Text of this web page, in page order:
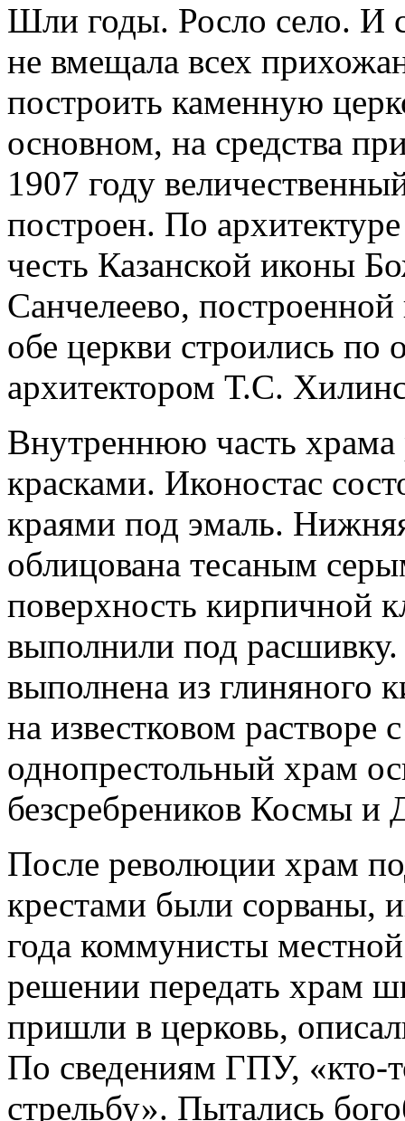
Шли годы. Росло село. И
не вмещала всех
построить каменную
основном, на средства
1907 году
построен. По
честь Казанской иконы
Санчелеево,
обе церкви строились по
архитектором Т.С.
Внутреннюю часть
красками. Иконостас
краями под эмаль.
облицована тесаным
поверхность кирпичной
выполнили под
выполнена из глиняного
на известковом
однопрестольный храм
безсребреников Космы и
После революции храм
крестами были сорваны,
года коммунисты
решении передать храм
пришли в церковь,
По сведениям ГПУ, «кто-
стрельбу». Пытались